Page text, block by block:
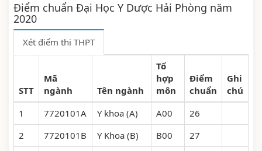
Điểm chuẩn Đại Học Y Dược Hải Phòng năm
2020
Xét điểm thi THPT
STT
Mã
ngành
Tên ngành
Tổ
hợp
môn
Điểm
chuẩn
Ghi
chú
1
7720101A Y khoa (A) А00
26
2
7720101B Y Khoa (B) B00
27